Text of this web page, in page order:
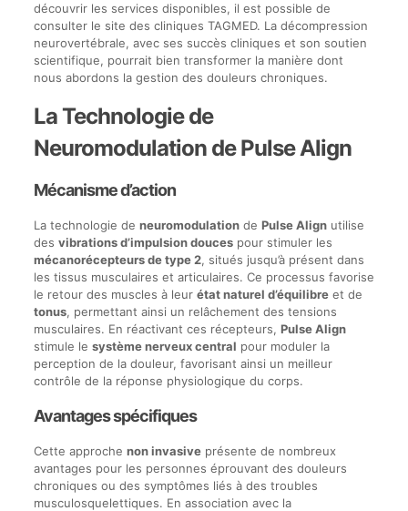
découvrir les services disponibles, il est possible de
consulter le site des cliniques TAGMED. La décompression
neurovertébrale, avec ses succès cliniques et son soutien
scientifique, pourrait bien transformer la manière dont
nous abordons la gestion des douleurs chroniques.
La Technologie de
Neuromodulation de Pulse Align
Mécanisme d’action
La technologie de neuromodulationde Pulse Alignutilise
des vibrations d’impulsion doucespour stimuler les
mécanorécepteurs de type 2, situés jusqu’à présent dans
les tissus musculaires et articulaires. Ce processus favorise
le retour des muscles à leur état naturel d’équilibreet de
tonus, permettant ainsi un relâchement des tensions
musculaires. En réactivant ces récepteurs, Pulse Align
stimule le système nerveux central pour moduler la
perception de la douleur, favorisant ainsi un meilleur
contrôle de la réponse physiologique du corps.
Avantages spécifiques
Cette approche non invasiveprésente de nombreux
avantages pour les personnes éprouvant des douleurs
chroniques ou des symptômes liés à des troubles
musculosquelettiques. En association avec la